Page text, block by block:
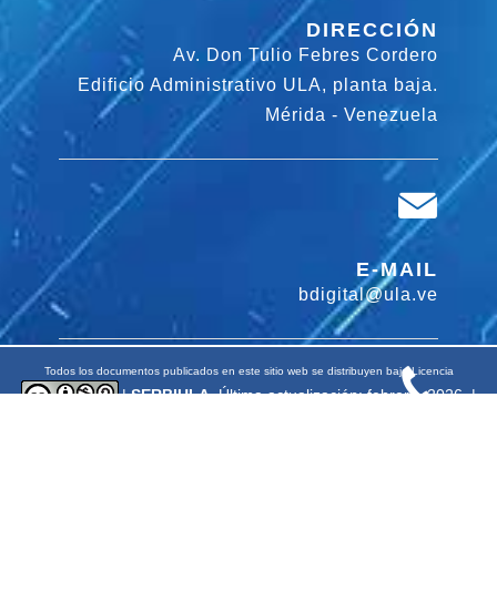
DIRECCIÓN
Av. Don Tulio Febres Cordero
Edificio Administrativo ULA, planta baja.
Mérida - Venezuela
E-MAIL
bdigital@ula.ve
Todos los documentos publicados en este sitio web se distribuyen bajo Licencia
|SERBIULA. Última actualización: febrero, 2026. |